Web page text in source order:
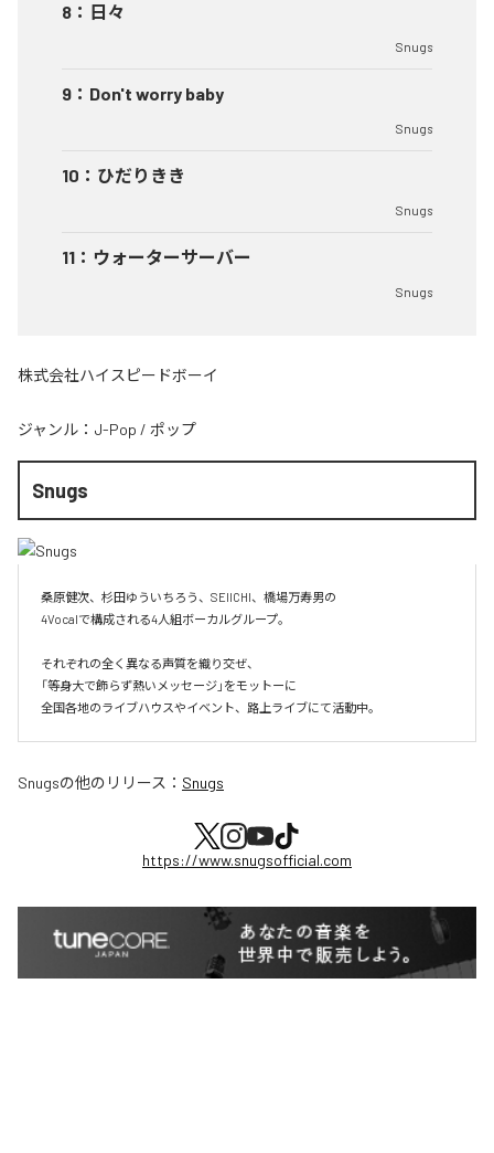
8 ： 日々
Snugs
9 ： Don't worry baby
Snugs
10 ： ひだりきき
Snugs
11 ： ウォーターサーバー
Snugs
株式会社ハイスピードボーイ
ジャンル： J-Pop / ポップ
Snugs
桑原健次、杉田ゆういちろう、SEIICHI、橋場万寿男の
4Vocalで構成される4人組ボーカルグループ。
それぞれの全く異なる声質を織り交ぜ、
「等身大で飾らず熱いメッセージ」をモットーに
全国各地のライブハウスやイベント、路上ライブにて活動中。
Snugsの他のリリース： Snugs
https://www.snugsofficial.com